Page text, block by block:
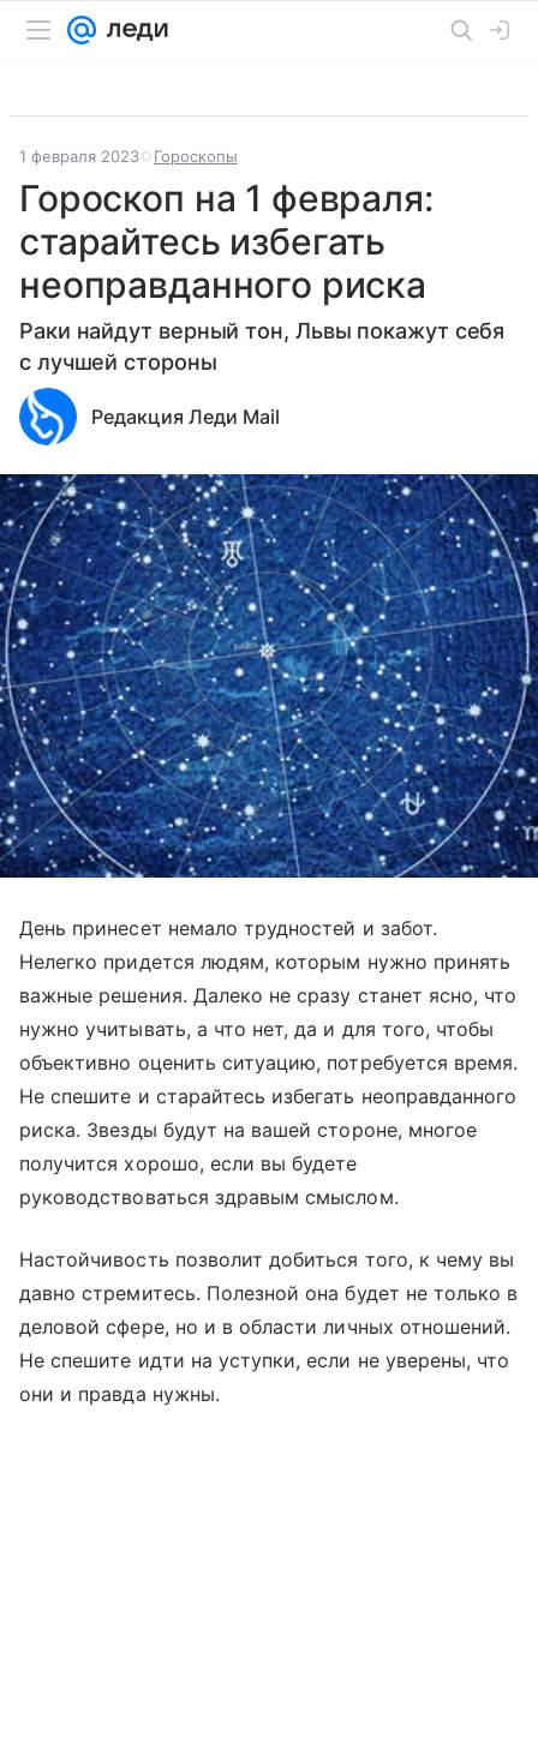
1 февраля 2023 Гороскопы
Гороскоп на 1 февраля:
старайтесь избегать
неоправданного риска
Раки найдут верный тон, Львы покажут себя
с лучшей стороны
Редакция Леди Mail
День принесет немало трудностей и забот.
Нелегко придется людям, которым нужно принять
важные решения. Далеко не сразу станет ясно, что
нужно учитывать, а что нет, да и для того, чтобы
объективно оценить ситуацию, потребуется время.
Не спешите и старайтесь избегать неоправданного
риска. Звезды будут на вашей стороне, многое
получится хорошо, если вы будете
руководствоваться здравым смыслом.
Настойчивость позволит добиться того, к чему вы
давно стремитесь. Полезной она будет не только в
деловой сфере, но и в области личных отношений.
Не спешите идти на уступки, если не уверены, что
они и правда нужны.